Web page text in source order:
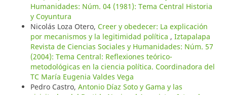
Humanidades: Núm. 04 (1981): Tema Central Historia
y Coyuntura
Nicolás Loza Otero, Creer y obedecer: La explicación
por mecanismos y la legitimidad política , Iztapalapa
Revista de Ciencias Sociales y Humanidades: Núm. 57
(2004): Tema Central: Reflexiones teórico-
metodológicas en la ciencia política. Coordinadora del
TC María Eugenia Valdes Vega
Pedro Castro, Antonio Díaz Soto y Gama y las